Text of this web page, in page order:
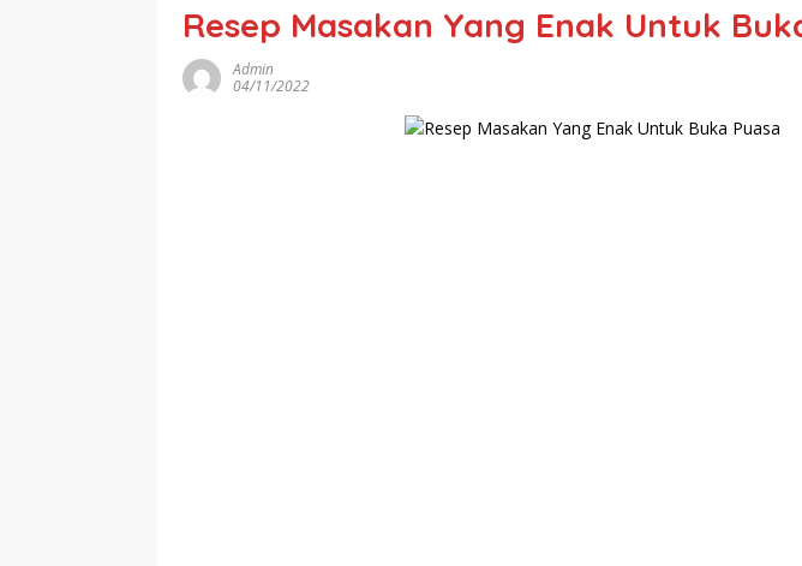
Resep Masakan Yang Enak Untuk
Admin
04/11/2022